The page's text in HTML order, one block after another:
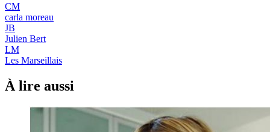
CM
carla moreau
JB
Julien Bert
LM
Les Marseillais
À lire aussi